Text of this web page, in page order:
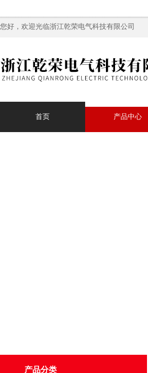
您好，欢迎光临浙江乾荣电气科技有限公司
首页 产品中心
产品分类